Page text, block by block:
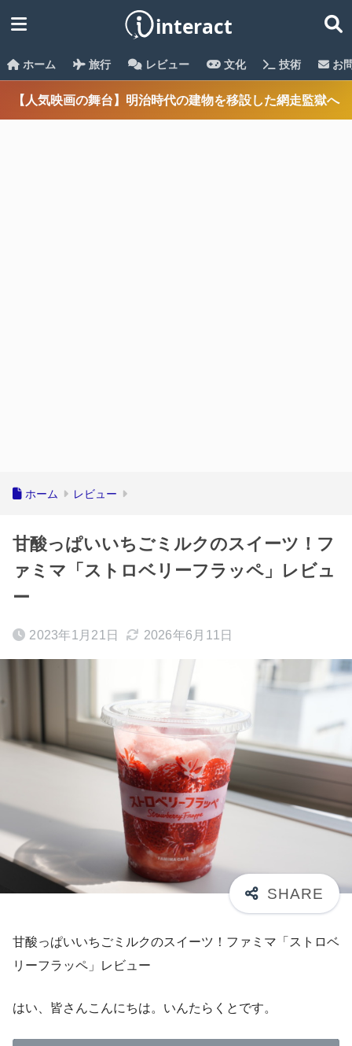
ホーム 旅行 レビュー 文化 技術 お
【人気映画の舞台】明治時代の建物を移設した網走監獄へ
ホーム レビュー
甘酸っぱいいちごミルクのスイーツ！フ
ァミマ「ストロベリーフラッペ」レビュ
ー
2023年1月21日 2026年6月11日
甘酸っぱいいちごミルクのスイーツ！ファミマ「ストロベ
リーフラッペ」レビュー
はい、皆さんこんにちは。いんたらくとです。